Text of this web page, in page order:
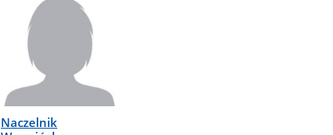
Naczelnik